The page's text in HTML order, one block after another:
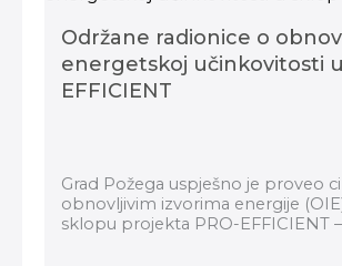
Održane radionice o
energetskoj učinkovitosti
EFFICIENT
Grad Požega uspješno je proveo
obnovljivim izvorima energije
sklopu projekta PRO-EFFICIENT